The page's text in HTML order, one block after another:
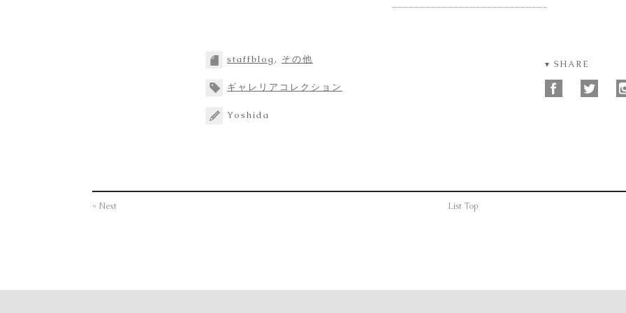
staffblog , その他
ギャレリアコレクション
Yoshida
▾ SHARE
« Next List Top